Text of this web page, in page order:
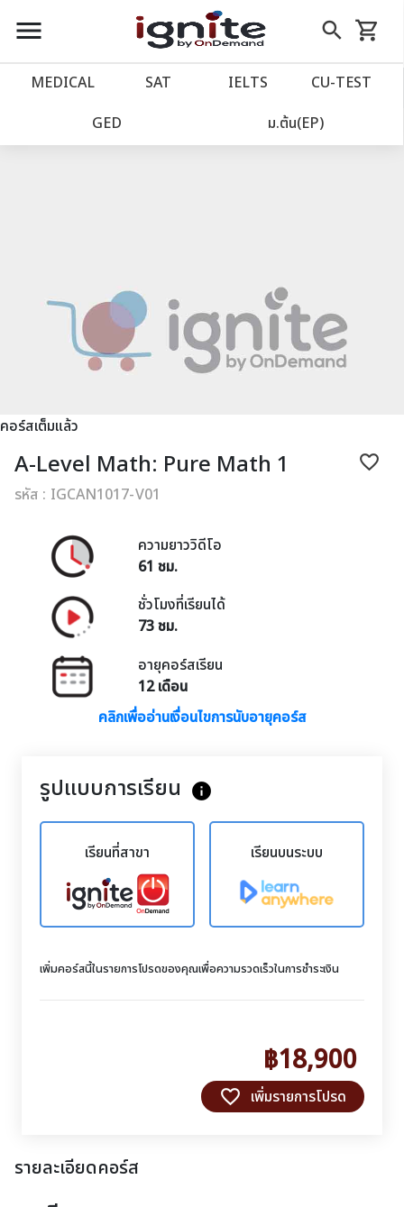
close
account_balance หน้าแรก
เว็บไซต์อิกไนท์
ลงทะเบียน
menu search
Skip
to
shopping_cart
รถเข็น
MEDICAL SAT IELTS CU‑TEST
GED ม.ต้น(EP)
คอร์สเต็มแล้ว
favorite_border
A-Level Math: Pure Math 1
รหัส : IGCAN1017-V01
ความยาววิดีโอ
61 ชม.
ชั่วโมงที่เรียนได้
73 ชม.
อายุคอร์สเรียน
12 เดือน
คลิกเพื่ออ่านเงื่อนไขการนับอายุคอร์ส
รูปแบบการเรียน info
เรียนที่สาขา เรียนบนระบบ
เพิ่มคอร์สนี้ในรายการโปรดของคุณเพื่อความรวดเร็วในการชำระเงิน
฿18,900
favorite_border เพิ่มรายการโปรด
รายละเอียดคอร์ส